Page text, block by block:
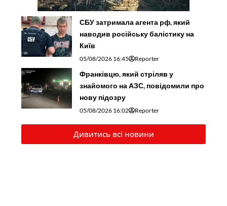
СБУ затримала агента рф, який
наводив російську балістику на
Київ
05/08/2026 16:45 Reporter
Франківцю, який стріляв у
знайомого на АЗС, повідомили про
нову підозру
05/08/2026 16:02 Reporter
Дивитись всі новини